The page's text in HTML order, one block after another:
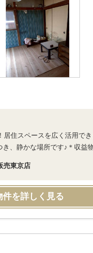
居住スペースを広く活用で
、静かな場所です♪＊収益
売東京店
件を詳しく見る